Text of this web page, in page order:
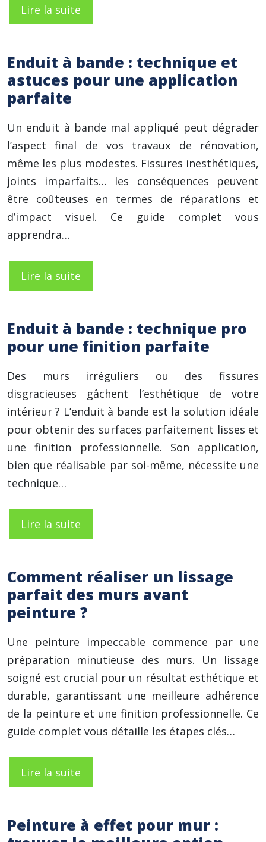
Lire la suite
Enduit à bande : technique et
astuces pour une application
parfaite
Un enduit à bande mal appliqué peut dégrader
l’aspect final de vos travaux de rénovation,
même les plus modestes. Fissures inesthétiques,
joints imparfaits… les conséquences peuvent
être coûteuses en termes de réparations et
d’impact visuel. Ce guide complet vous
apprendra…
Lire la suite
Enduit à bande : technique pro
pour une finition parfaite
Des murs irréguliers ou des fissures
disgracieuses gâchent l’esthétique de votre
intérieur ? L’enduit à bande est la solution idéale
pour obtenir des surfaces parfaitement lisses et
une finition professionnelle. Son application,
bien que réalisable par soi-même, nécessite une
technique…
Lire la suite
Comment réaliser un lissage
parfait des murs avant
peinture ?
Une peinture impeccable commence par une
préparation minutieuse des murs. Un lissage
soigné est crucial pour un résultat esthétique et
durable, garantissant une meilleure adhérence
de la peinture et une finition professionnelle. Ce
guide complet vous détaille les étapes clés…
Lire la suite
Peinture à effet pour mur :